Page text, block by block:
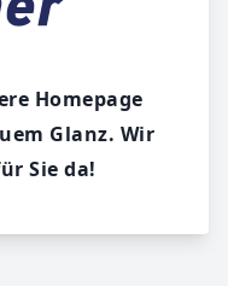
Homepage
Glanz. Wir
Sie da!